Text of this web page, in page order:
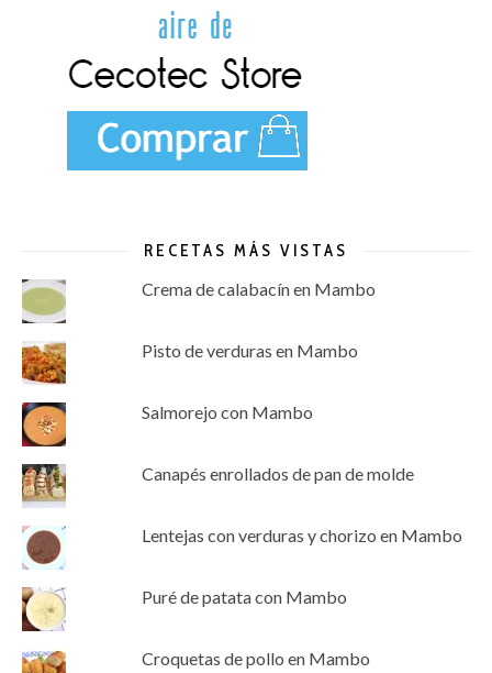
RECETAS MÁS VISTAS
Crema de calabacín en Mambo
Pisto de verduras en Mambo
Salmorejo con Mambo
Canapés enrollados de pan de molde
Lentejas con verduras y chorizo en Mambo
Puré de patata con Mambo
Croquetas de pollo en Mambo